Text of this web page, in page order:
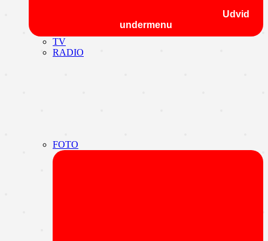
Udvid
undermenu
TV
RADIO
FOTO